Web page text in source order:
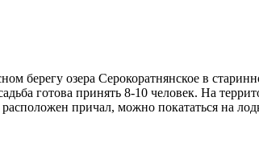
берегу озера Серокоратнянское в
готова принять 8-10 человек. На
причал, можно покататься на